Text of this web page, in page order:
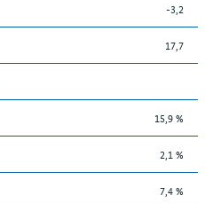
-3,2
17,7
15,9 %
2,1 %
7,4 %